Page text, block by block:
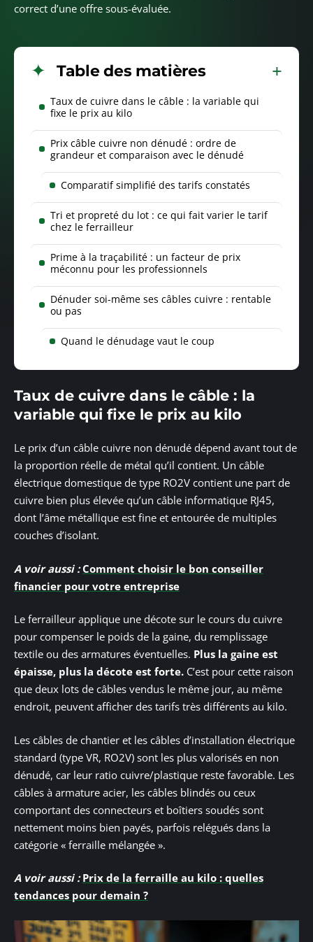
correct d’une offre sous-évaluée.
Table des matières
Taux de cuivre dans le câble : la variable qui
fixe le prix au kilo
Prix câble cuivre non dénudé : ordre de
grandeur et comparaison avec le dénudé
Comparatif simplifié des tarifs constatés
Tri et propreté du lot : ce qui fait varier le tarif
chez le ferrailleur
Prime à la traçabilité : un facteur de prix
méconnu pour les professionnels
Dénuder soi-même ses câbles cuivre : rentable
ou pas
Quand le dénudage vaut le coup
Taux de cuivre dans le câble : la
variable qui fixe le prix au kilo
Le prix d’un câble cuivre non dénudé dépend avant tout de
la proportion réelle de métal qu’il contient. Un câble
électrique domestique de type RO2V contient une part de
cuivre bien plus élevée qu’un câble informatique RJ45,
dont l’âme métallique est fine et entourée de multiples
couches d’isolant.
A voir aussi : Comment choisir le bon conseiller
financier pour votre entreprise
Le ferrailleur applique une décote sur le cours du cuivre
pour compenser le poids de la gaine, du remplissage
textile ou des armatures éventuelles. Plus la gaine est
épaisse, plus la décote est forte. C’est pour cette raison
que deux lots de câbles vendus le même jour, au même
endroit, peuvent afficher des tarifs très différents au kilo.
Les câbles de chantier et les câbles d’installation électrique
standard (type VR, RO2V) sont les plus valorisés en non
dénudé, car leur ratio cuivre/plastique reste favorable. Les
câbles à armature acier, les câbles blindés ou ceux
comportant des connecteurs et boîtiers soudés sont
nettement moins bien payés, parfois relégués dans la
catégorie « ferraille mélangée ».
A voir aussi : Prix de la ferraille au kilo : quelles
tendances pour demain ?